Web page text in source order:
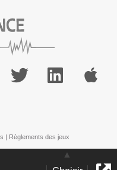
| Règlements des jeux